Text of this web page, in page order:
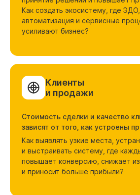
Как создать экосистему, где
автоматизация и сервисные
усиливают бизнес?
Клиенты
и продажи
Стоимость сделки и качество
зависят от того, как устроены
Как выявлять узкие места,
и выстраивать систему, где
повышает конверсию, снижает
и приносит больше прибыли?